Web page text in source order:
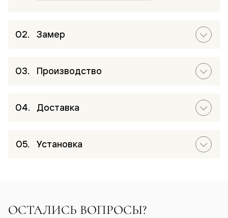
Замер
Производство
Доставка
Установка
ОСТАЛИСЬ ВОПРОСЫ?